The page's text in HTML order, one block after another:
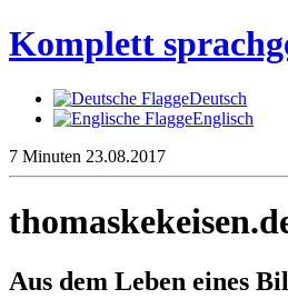
Komplett
Deutsch
Englisch
7 Minuten 23.08.2017
Aus dem Leben eines